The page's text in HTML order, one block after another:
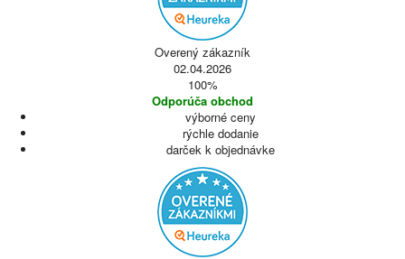
Overený zákazník
02.04.2026
100%
Odporúča obchod
výborné ceny
rýchle dodanie
darček k objednávke